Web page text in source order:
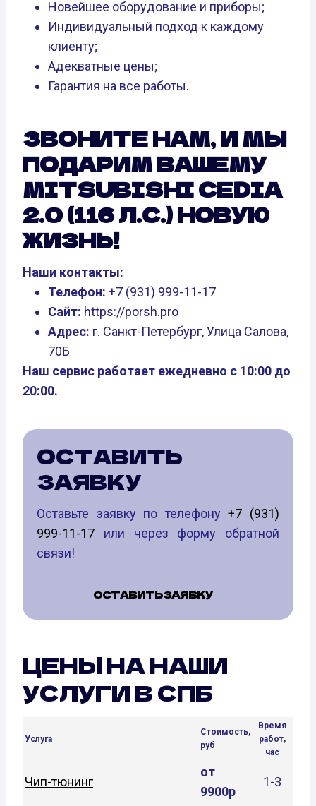
Новейшее оборудование и приборы;
Индивидуальный подход к каждому
клиенту;
Адекватные цены;
Гарантия на все работы.
ЗВОНИТЕ НАМ, И МЫ
ПОДАРИМ ВАШЕМУ
MITSUBISHI CEDIA
2.0 (116 Л.С.) НОВУЮ
ЖИЗНЬ!
Наши контакты:
Телефон: +7 (931) 999-11-17
Сайт: https://porsh.pro
Адрес: г. Санкт-Петербург, Улица Салова,
70Б
Наш сервис работает ежедневно с 10:00 до
20:00.
ОСТАВИТЬ
ЗАЯВКУ
Оставьте заявку по телефону+7 (931)
999-11-17 или через форму обратной
связи!
ОСТАВИТЬ ЗАЯВКУ
ЦЕНЫ НА НАШИ
УСЛУГИ В СПБ
Услуга
Стоимость,
руб
Время
работ,
час
Чип-тюнинг
от
9900р
1-3